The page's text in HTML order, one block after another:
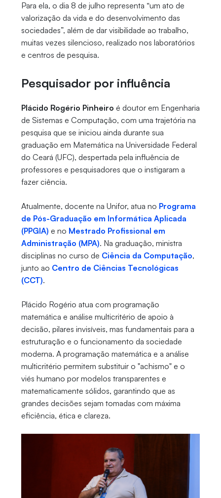
Para ela, o dia 8 de julho representa “um ato de
valorização da vida e do desenvolvimento das
sociedades”, além de dar visibilidade ao trabalho,
muitas vezes silencioso, realizado nos laboratórios
e centros de pesquisa.
Pesquisador por influência
Plácido Rogério Pinheiro é doutor em Engenharia
de Sistemas e Computação, com uma trajetória na
pesquisa que se iniciou ainda durante sua
graduação em Matemática na Universidade Federal
do Ceará (UFC), despertada pela influência de
professores e pesquisadores que o instigaram a
fazer ciência.
Atualmente, docente na Unifor, atua no Programa
de Pós-Graduação em Informática Aplicada
(PPGIA) e no Mestrado Profissional em
Administração (MPA). Na graduação, ministra
disciplinas no curso de Ciência da Computação,
junto ao Centro de Ciências Tecnológicas
(CCT).
Plácido Rogério atua com programação
matemática e análise multicritério de apoio à
decisão, pilares invisíveis, mas fundamentais para a
estruturação e o funcionamento da sociedade
moderna. A programação matemática e a análise
multicritério permitem substituir o "achismo" e o
viés humano por modelos transparentes e
matematicamente sólidos, garantindo que as
grandes decisões sejam tomadas com máxima
eficiência, ética e clareza.